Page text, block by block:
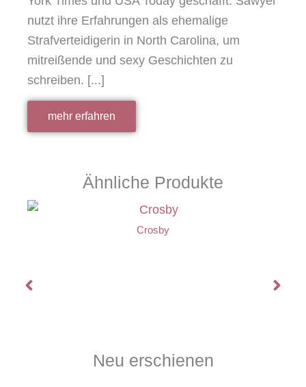
nutzt ihre Erfahrungen als ehemalige
Strafverteidigerin in North Carolina, um
mitreißende und sexy Geschichten zu
schreiben. [...]
mehr erfahren
Ähnliche Produkte
Crosby
Neu erschienen